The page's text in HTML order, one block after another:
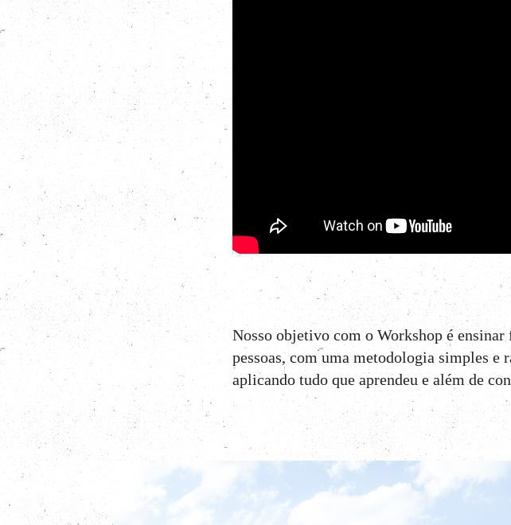
Nosso objetivo com o Workshop é
pessoas, com uma metodologia simples e
aplicando tudo que aprendeu e além de